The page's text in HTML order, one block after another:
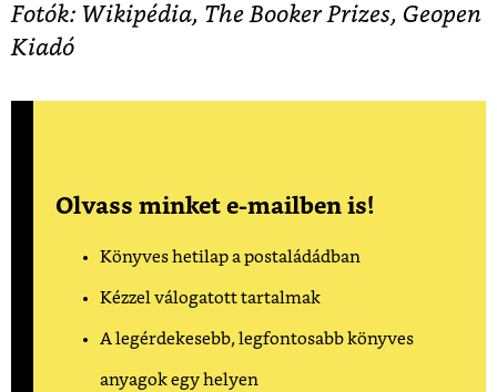
Fotók: Wikipédia, The Booker Prizes, Geopen
Kiadó
Olvass minket e-mailben is!
Könyves hetilap a postaládádban
Kézzel válogatott tartalmak
A legérdekesebb, legfontosabb könyves
anyagok egy helyen